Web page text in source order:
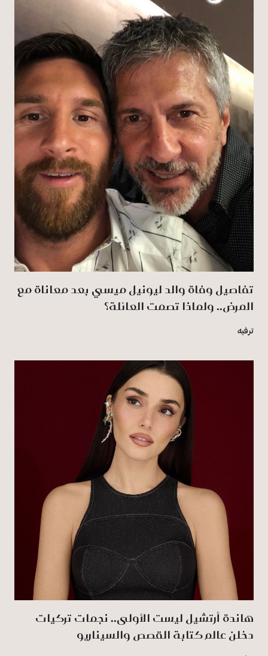
تفاصيل وفاة والد ليونيل ميسي بعد معاناة مع
المرض.. ولماذا تصمت العائلة؟
ترفيه
هاندة أرتشيل ليست الأولى.. نجمات تركيات
دخلن عالم كتابة القصص والسيناريو